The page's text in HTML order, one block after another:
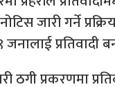
जारी गर्ने
प्रतिवादी
ठगी प्रकरणमा